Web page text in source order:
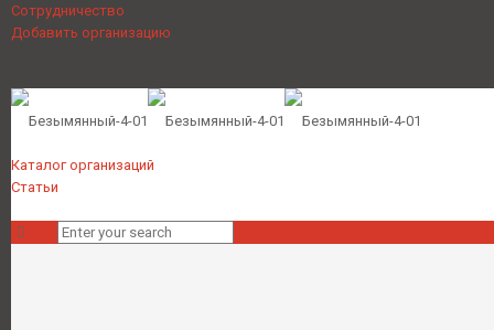
Сотрудничество
Добавить организацию
Каталог организаций
Статьи